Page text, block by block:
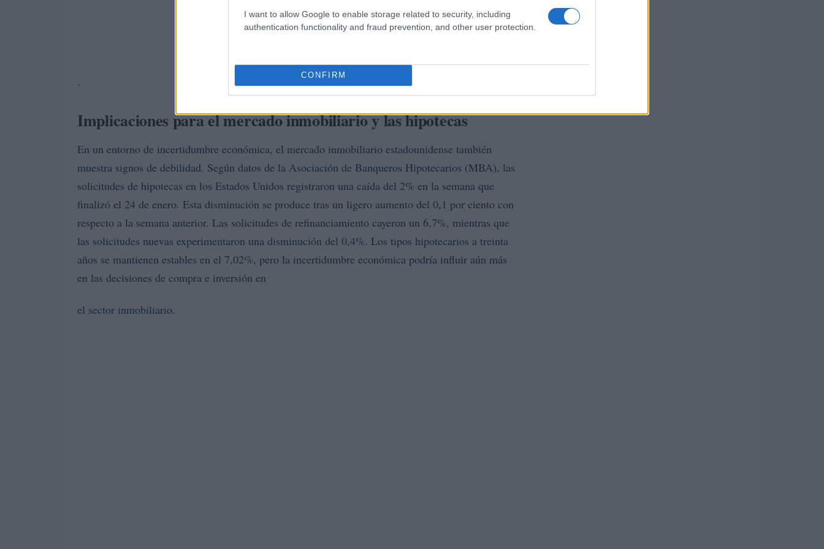
I want to allow Google to enable storage related to security, including
authentication functionality and fraud prevention, and other user protection.
CONFIRM
.
Implicaciones para el mercado inmobiliario y las hipotecas
En un entorno de incertidumbre económica, el mercado inmobiliario estadounidense también
muestra signos de debilidad. Según datos de la Asociación de Banqueros Hipotecarios (MBA), las
solicitudes de hipotecas en los Estados Unidos registraron una caída del 2% en la semana que
finalizó el 24 de enero. Esta disminución se produce tras un ligero aumento del 0,1 por ciento con
respecto a la semana anterior. Las solicitudes de refinanciamiento cayeron un 6,7%, mientras que
las solicitudes nuevas experimentaron una disminución del 0,4%. Los tipos hipotecarios a treinta
años se mantienen estables en el 7,02%, pero la incertidumbre económica podría influir aún más
en las decisiones de compra e inversión en
el sector inmobiliario.